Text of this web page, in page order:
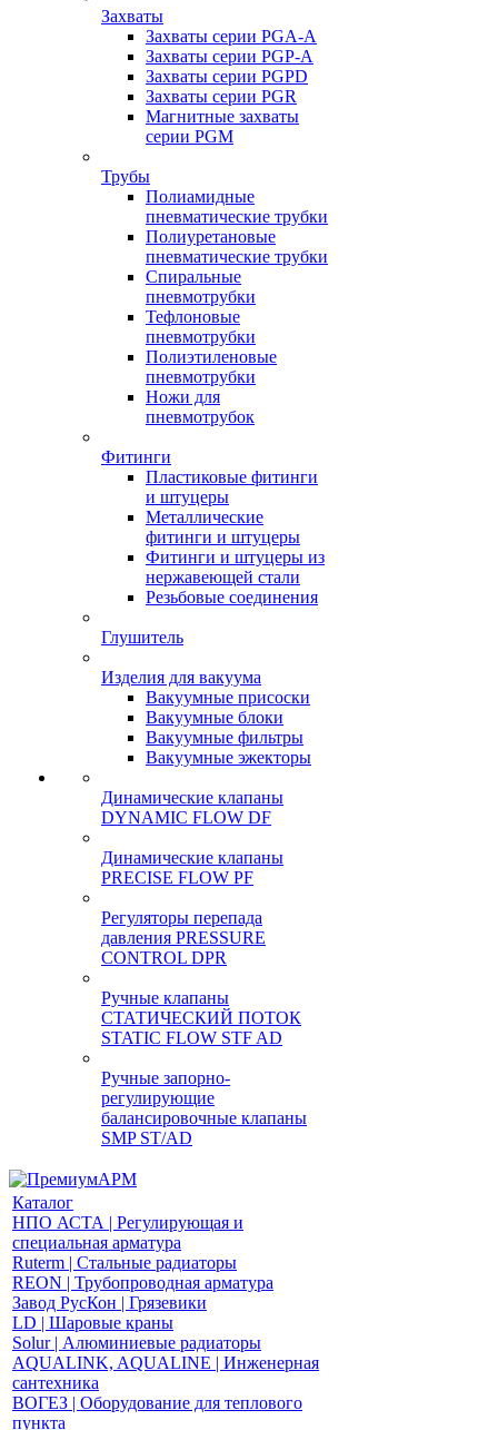
Захваты
Захваты серии PGA-A
Захваты серии PGP-A
Захваты серии PGPD
Захваты серии PGR
Магнитные захваты
серии PGM
Трубы
Полиамидные
пневматические трубки
Полиуретановые
пневматические трубки
Спиральные
пневмотрубки
Тефлоновые
пневмотрубки
Полиэтиленовые
пневмотрубки
Ножи для
пневмотрубок
Фитинги
Пластиковые фитинги
и штуцеры
Металлические
фитинги и штуцеры
Фитинги и штуцеры из
нержавеющей стали
Резьбовые соединения
Глушитель
Изделия для вакуума
Вакуумные присоски
Вакуумные блоки
Вакуумные фильтры
Вакуумные эжекторы
Динамические клапаны
DYNAMIC FLOW DF
Динамические клапаны
PRECISE FLOW PF
Регуляторы перепада
давления PRESSURE
CONTROL DPR
Ручные клапаны
СТАТИЧЕСКИЙ ПОТОК
STATIC FLOW STF AD
Ручные запорно-
регулирующие
балансировочные клапаны
SMP ST/AD
Каталог
НПО АСТА | Регулирующая и
специальная арматура
Ruterm | Стальные радиаторы
REON | Трубопроводная арматура
Завод РусКон | Грязевики
LD | Шаровые краны
Solur | Алюминиевые радиаторы
AQUALINK, AQUALINE | Инженерная
сантехника
ВОГЕЗ | Оборудование для теплового
пункта